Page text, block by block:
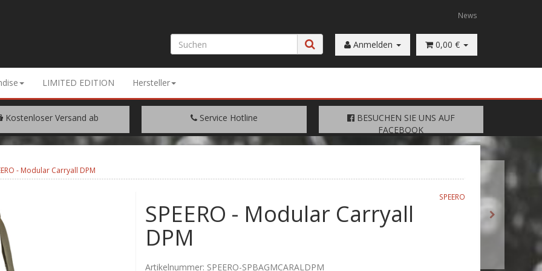
News
Anmelden 0,00 €
LIMITED EDITION Hersteller
Kostenloser Versand ab
WARENWERT VON € 200.- Service Hotline
+49 (0) 9429/948344
BESUCHEN SIE UNS AUF
FACEBOOK
BESUCHEN SIE UNS AUF
FACEBOOK
- Modular Carryall DPM
SPEERO
SPEERO - Modular Carryall
DPM
Artikelnummer: SPEERO-SPBAGMCARALDPM